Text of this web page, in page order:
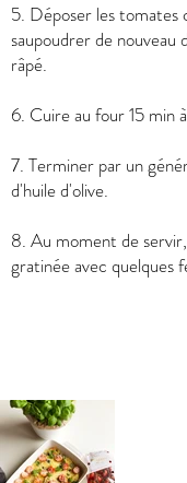
5. Déposer les tomates
saupoudrer de nouveau
râpé.
6. Cuire au four 15 min
7. Terminer par un
d'huile d'olive.
8. Au moment de
gratinée avec quelques